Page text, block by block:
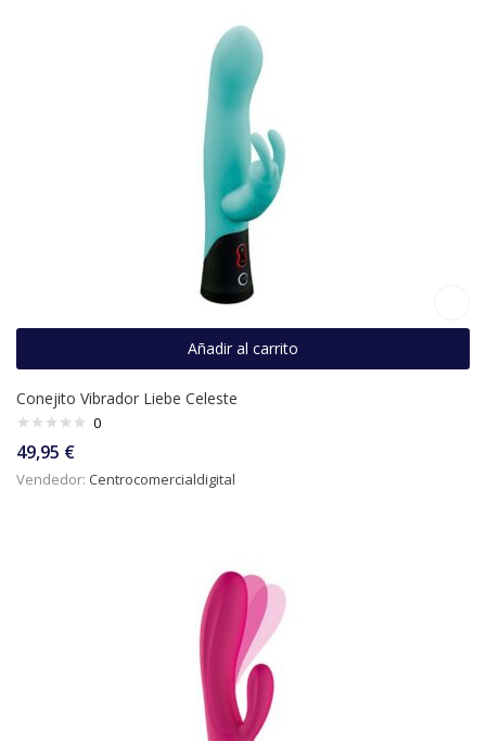
Añadir al carrito
Conejito Vibrador Liebe Celeste
0
49,95 €
Vendedor: Centrocomercialdigital